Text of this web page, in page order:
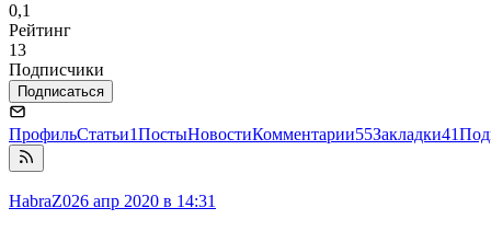
0,1
Рейтинг
13
Подписчики
Подписаться
ПрофильСтатьи1ПостыНовостиКомментарии55Закладки41
HabraZ026 апр 2020 в 14:31